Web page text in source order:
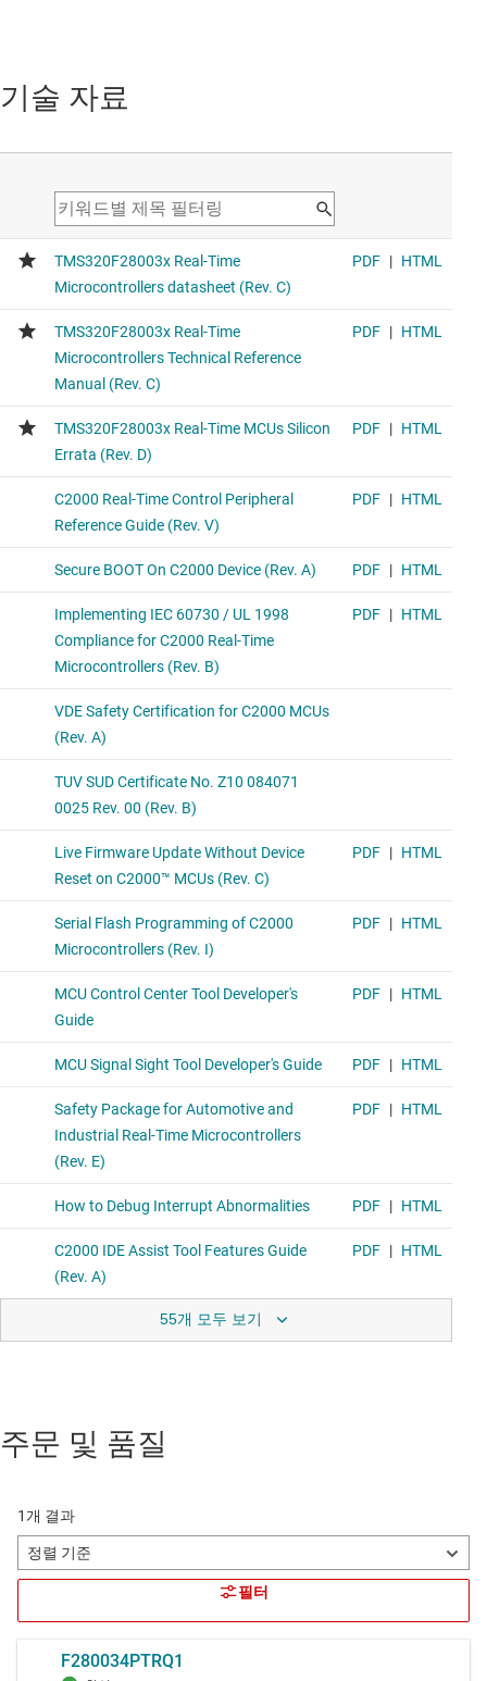
FPU, TMU(CLA, AES 및 CAN-FD 포함)
기술 자료
55개 모두 보기
주문 및 품질